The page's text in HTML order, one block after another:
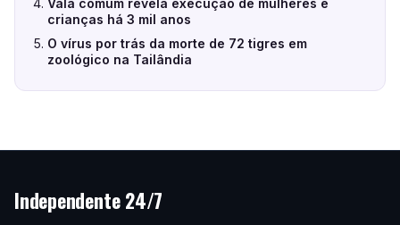
crianças há 3 mil anos
O vírus por trás da morte de 72 tigres em
zoológico na Tailândia
Independente 24/7